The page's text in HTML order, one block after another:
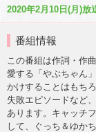
2020年2月10日(月)放
番組情報
この番組は作詞・作
愛する「やぶちゃん
かけすることはもち
失敗エピソードなど
あります。キャッチ
して、ぐっち＆ゆか